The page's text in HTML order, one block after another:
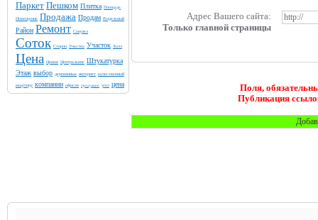
Паркет Пешком Плитка Площадь
Помещение Продажа Продам Раздельный
Район Ремонт Санузел
Соток Сторон Участка Участок Холл
Цена Ценам Центральное Штукатурка
Этаж выбор деревянных интернет качественный
квартиру компании офисов продукции угол цена
Адрес Вашего сайта:
Только главной страницы
Поля,
Публикация